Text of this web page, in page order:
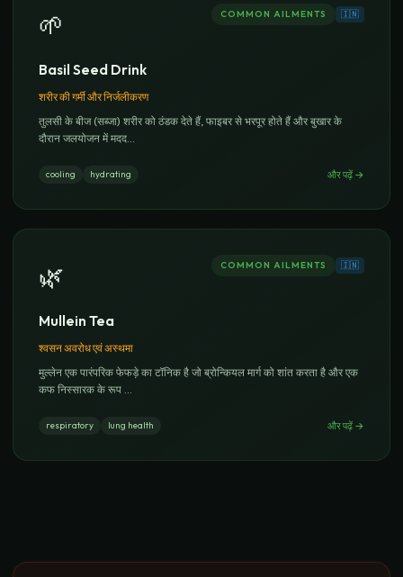
🌱 COMMON AILMENTS 🇮🇳
Basil Seed Drink
शरीर की गर्मी और निर्जलीकरण
तुलसी के बीज (सब्जा) शरीर को ठंडक देते हैं, फाइबर से भरपूर होते हैं और बुखार के
दौरान जलयोजन में मदद...
cooling hydrating और पढ़ें →
🌿 COMMON AILMENTS 🇮🇳
Mullein Tea
श्वसन अवरोध एवं अस्थमा
मुल्लेन एक पारंपरिक फेफड़े का टॉनिक है जो ब्रोन्कियल मार्ग को शांत करता है और एक
कफ निस्सारक के रूप ...
respiratory lung health और पढ़ें →